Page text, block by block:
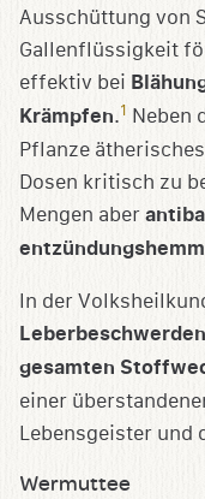
Ausschüttung von
Gallenflüssigkeit
effektiv bei
Krämpfen.1
Neben
Pflanze
Dosen kritisch zu
Mengen aber
In der
Leberbeschwerden
gesamten
einer
Lebensgeister und
Wermuttee